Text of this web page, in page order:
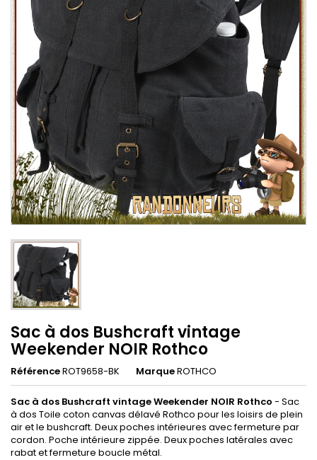
Sac à dos Bushcraft vintage
Weekender NOIR Rothco
RéférenceROT9658-BK MarqueROTHCO
Sac à dos Bushcraft vintage Weekender NOIR Rothco - Sac
à dos Toile coton canvas délavé Rothco pour les loisirs de plein
air et le bushcraft. Deux poches intérieures avec fermeture par
cordon. Poche intérieure zippée. Deux poches latérales avec
rabat et fermeture boucle métal.